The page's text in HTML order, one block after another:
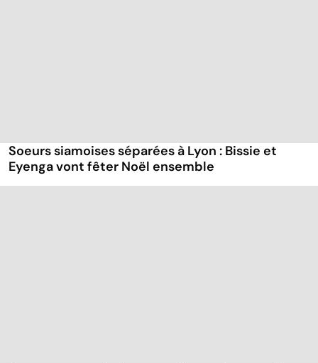
Soeurs siamoises séparées à Lyon : Bissie et
Eyenga vont fêter Noël ensemble